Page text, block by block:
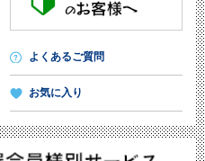
よくあるご質問
お気に入り